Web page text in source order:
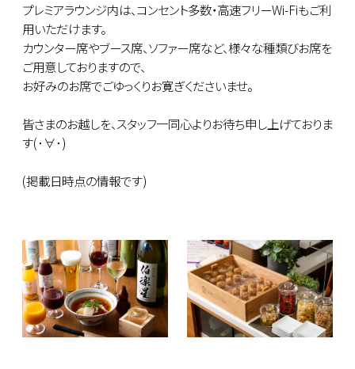
プレミアラウンジ内は、コンセント多数・高速フリーWi-Fiもご利
用いただけます。
カウンター席やブース席、ソファー席など、様々な種類びお席を
ご用意しておりますので、
お好みのお席でごゆっくりお寛ぎくださいませ。
皆さまのお越しを、スタッフ一同心よりお待ち申し上げておりま
す(･∀･)
(掲載日時点の情報です)